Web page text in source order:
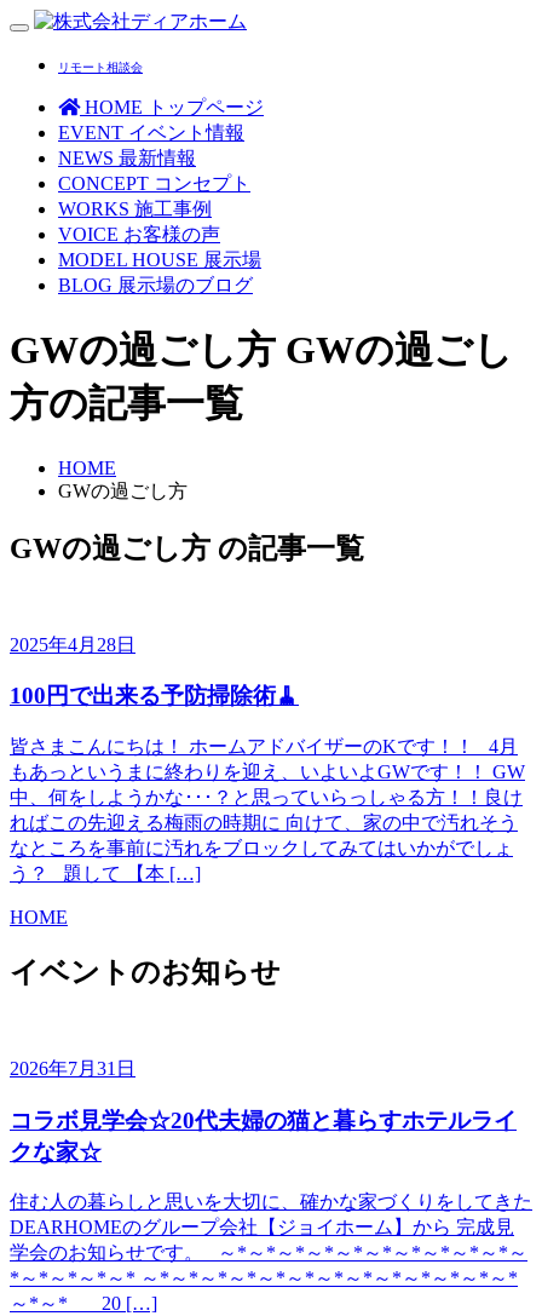
Toggle
リモート相談会
HOME
トップページ
EVENT イベント情報
NEWS 最新情報
CONCEPT コンセプト
WORKS 施工事例
VOICE お客様の声
MODEL HOUSE 展示場
BLOG 展示場のブログ
GWの過ごし方 GWの過ごし
方の記事一覧
HOME
GWの過ごし方
GWの過ごし方 の記事一覧
2025年4月28日
100円で出来る予防掃除術🧹
皆さまこんにちは！ ホームアドバイザーのKです！！ 4月
もあっというまに終わりを迎え、いよいよGWです！！ GW
中、何をしようかな･･･？と思っていらっしゃる方！！良け
ればこの先迎える梅雨の時期に 向けて、家の中で汚れそう
なところを事前に汚れをブロックしてみてはいかがでしょ
う？ 題して 【本 […]
HOME
イベントのお知らせ
2026年7月31日
コラボ見学会☆20代夫婦の猫と暮らすホテルライ
クな家☆
住む人の暮らしと思いを大切に、確かな家づくりをしてきた
DEARHOMEのグループ会社【ジョイホーム】から 完成見
学会のお知らせです。 ～*～*～*～*～*～*～*～*～*～*～
*～*～*～*～* ～*～*～*～*～*～*～*～*～*～*～*～*～*
～*～* 20 […]